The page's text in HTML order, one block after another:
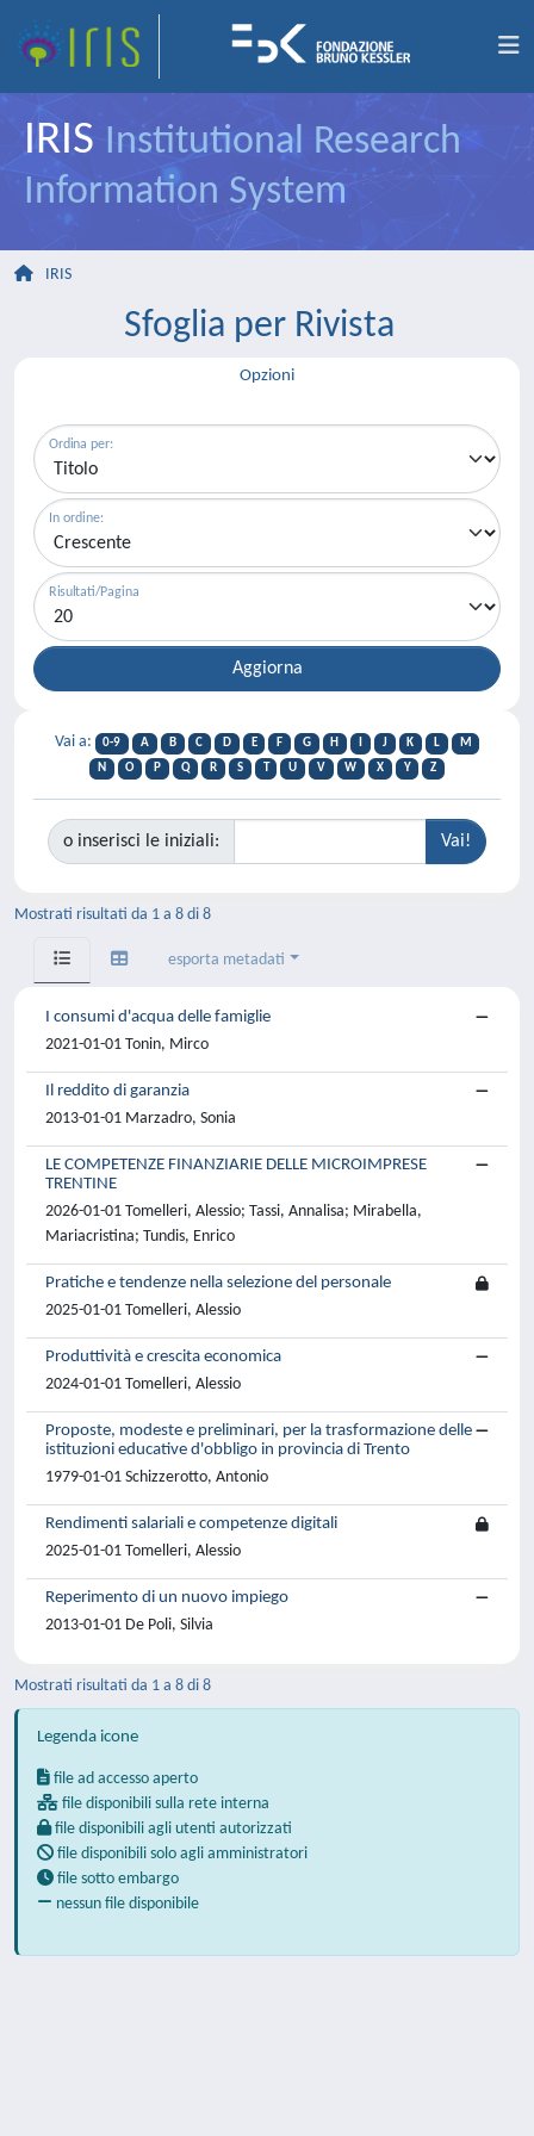
IRIS Institutional Research
Information System
IRIS
Sfoglia per Rivista
Opzioni
Ordina per:
In ordine:
Risultati/Pagina
Vai a: 0-9 A B C D E F G H J K L
M
N
O P Q R S T U V W X Y Z
o inserisci le iniziali:
Mostrati risultati da 1 a 8 di 8
esporta metadati
I consumi d'acqua delle famiglie
2021-01-01 Tonin, Mirco
Il reddito di garanzia
2013-01-01 Marzadro, Sonia
LE COMPETENZE FINANZIARIE DELLE MICROIMPRESE
TRENTINE
2026-01-01 Tomelleri, Alessio; Tassi, Annalisa; Mirabella,
Mariacristina; Tundis, Enrico
Pratiche e tendenze nella selezione del personale
2025-01-01 Tomelleri, Alessio
Produttività e crescita economica
2024-01-01 Tomelleri, Alessio
Proposte, modeste e preliminari, per la trasformazione delle
istituzioni educative d'obbligo in provincia di Trento
1979-01-01 Schizzerotto, Antonio
Rendimenti salariali e competenze digitali
2025-01-01 Tomelleri, Alessio
Reperimento di un nuovo impiego
2013-01-01 De Poli, Silvia
Mostrati risultati da 1 a 8 di 8
Legenda icone
file ad accesso aperto
file disponibili sulla rete interna
file disponibili agli utenti autorizzati
file disponibili solo agli amministratori
file sotto embargo
nessun file disponibile